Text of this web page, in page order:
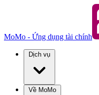
MoMo - Ứng dụng tài chính
Dịch vụ
Về MoMo